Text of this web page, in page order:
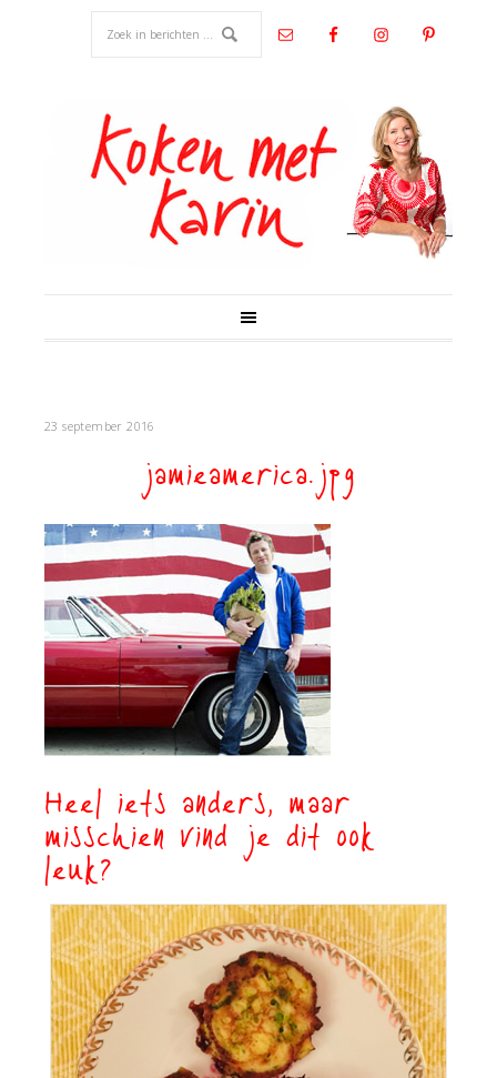
23 september 2016
jamieamerica.jpg
Heel iets anders, maar
misschien vind je dit ook
leuk?